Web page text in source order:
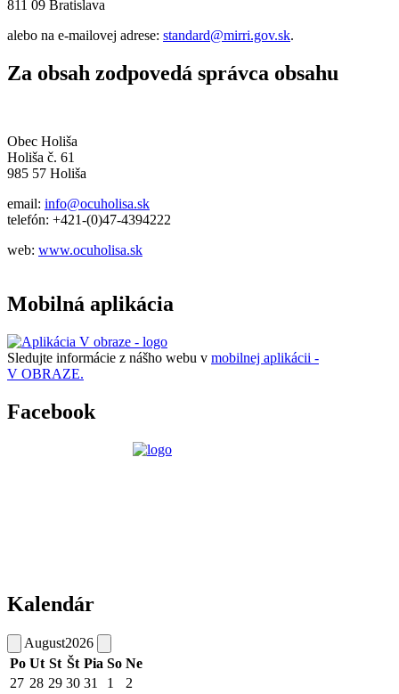
811 09 Bratislava
alebo na e-mailovej adrese: standard@mirri.gov.sk.
Za obsah zodpovedá správca obsahu
Obec Holiša
Holiša č. 61
985 57 Holiša
email: info@ocuholisa.sk
telefón: +421-(0)47-4394222
web: www.ocuholisa.sk
Mobilná aplikácia
Sledujte informácie z nášho webu v mobilnej aplikácii -
V OBRAZE.
Facebook
Kalendár
August2026
Po Ut St Št Pia So Ne
27 28 29 30 31 1
2